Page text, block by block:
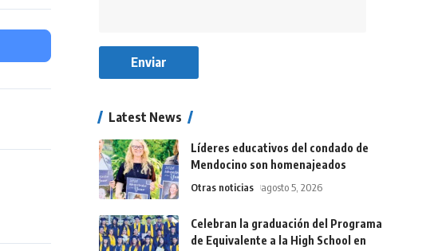
Latest News
Líderes educativos del condado de
Mendocino son homenajeados
Otras noticias agosto 5, 2026
Celebran la graduación del Programa
de Equivalente a la High School en